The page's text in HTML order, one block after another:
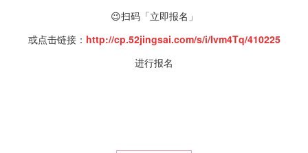
😉扫码「立即报名」
或点击链接： http://cp.52jingsai.com/s/i/Ivm4Tq/410225
进行报名